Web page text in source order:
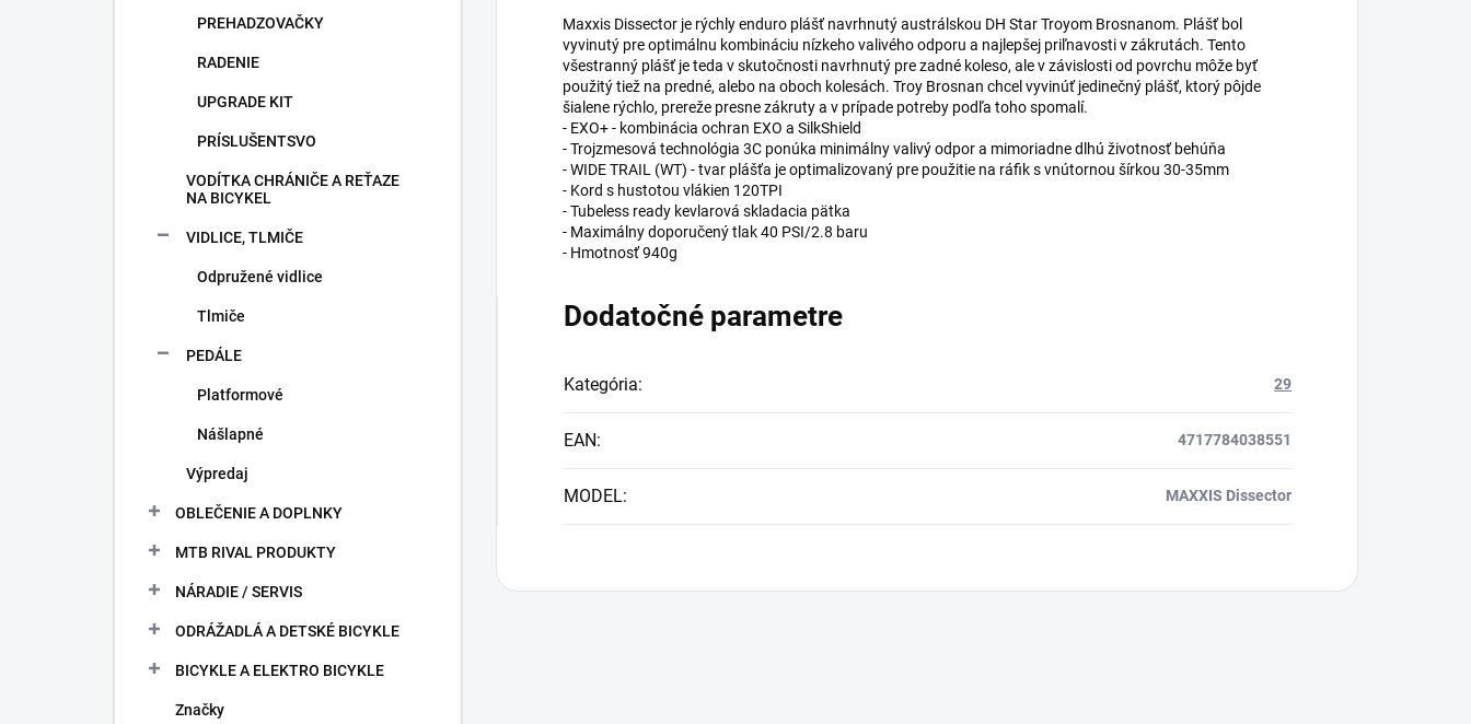
PREHADZOVAČKY
RADENIE
UPGRADE KIT
PRÍSLUŠENTSVO
VODÍTKA CHRÁNIČE A REŤAZE
NA BICYKEL
VIDLICE, TLMIČE
Odpružené vidlice
Tlmiče
PEDÁLE
Platformové
Nášlapné
Výpredaj
OBLEČENIE A DOPLNKY
MTB RIVAL PRODUKTY
NÁRADIE / SERVIS
ODRÁŽADLÁ A DETSKÉ BICYKLE
BICYKLE A ELEKTRO BICYKLE
Značky
Maxxis Dissector je rýchly enduro plášť navrhnutý austrálskou DH Star Troyom Brosnanom. Plášť bol
vyvinutý pre optimálnu kombináciu nízkeho valivého odporu a najlepšej priľnavosti v zákrutách. Tento
všestranný plášť je teda v skutočnosti navrhnutý pre zadné koleso, ale v závislosti od povrchu môže byť
použitý tiež na predné, alebo na oboch kolesách. Troy Brosnan chcel vyvinúť jedinečný plášť, ktorý pôjde
šialene rýchlo, prereže presne zákruty a v prípade potreby podľa toho spomalí.
- EXO+ - kombinácia ochran EXO a SilkShield
- Trojzmesová technológia 3C ponúka minimálny valivý odpor a mimoriadne dlhú životnosť behúňa
- WIDE TRAIL (WT) - tvar plášťa je optimalizovaný pre použitie na ráfik s vnútornou šírkou 30-35mm
- Kord s hustotou vlákien 120TPI
- Tubeless ready kevlarová skladacia pätka
- Maximálny doporučený tlak 40 PSI/2.8 baru
- Hmotnosť 940g
Dodatočné parametre
Kategória: 29
EAN: 4717784038551
MODEL: MAXXIS Dissector